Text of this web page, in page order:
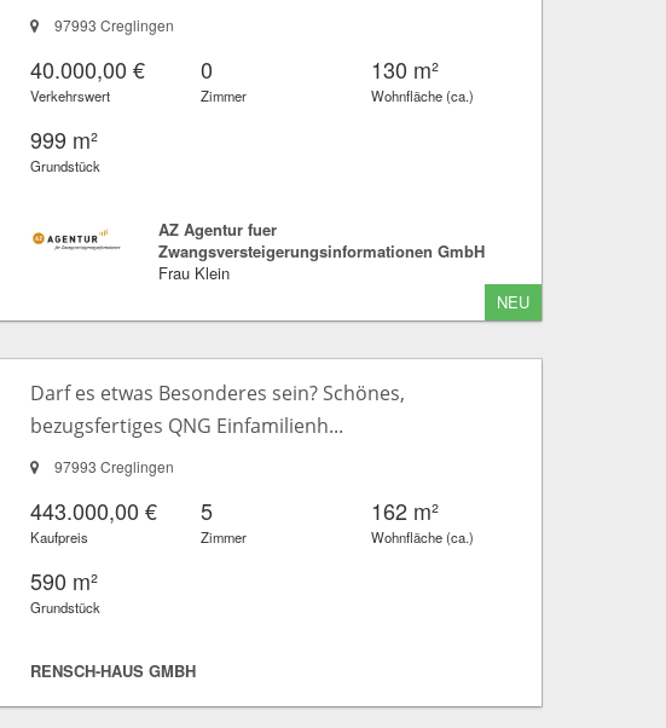
97993 Creglingen
40.000,00 €
Verkehrswert
0
Zimmer
130 m²
Wohnfläche (ca.)
999 m²
Grundstück
AZ Agentur fuer
Zwangsversteigerungsinformationen GmbH
Frau Klein
NEU
Darf es etwas Besonderes sein? Schönes,
bezugsfertiges QNG Einfamilienh...
97993 Creglingen
443.000,00 €
Kaufpreis
5
Zimmer
162 m²
Wohnfläche (ca.)
590 m²
Grundstück
RENSCH-HAUS GMBH